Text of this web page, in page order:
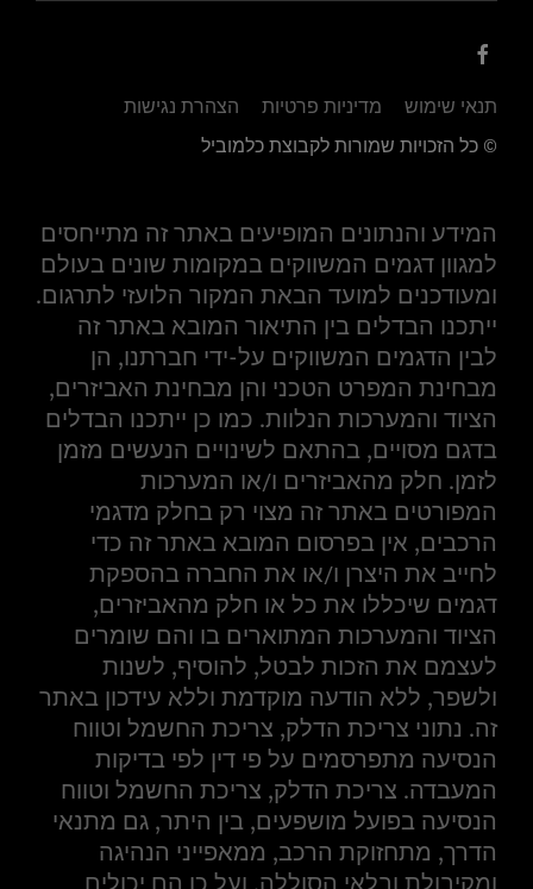
© כל הזכויות שמורות לקבוצת כלמוביל
תנאי שימוש מדיניות פרטיות הצהרת נגישות
המידע והנתונים המופיעים באתר זה מתייחסים
למגוון דגמים המשווקים במקומות שונים בעולם
ומעודכנים למועד הבאת המקור הלועזי לתרגום.
ייתכנו הבדלים בין התיאור המובא באתר זה
לבין הדגמים המשווקים על-ידי חברתנו, הן
מבחינת המפרט הטכני והן מבחינת האביזרים,
הציוד והמערכות הנלוות. כמו כן ייתכנו הבדלים
בדגם מסויים, בהתאם לשינויים הנעשים מזמן
לזמן. חלק מהאביזרים ו/או המערכות
המפורטים באתר זה מצוי רק בחלק מדגמי
הרכבים, אין בפרסום המובא באתר זה כדי
לחייב את היצרן ו/או את החברה בהספקת
דגמים שיכללו את כל או חלק מהאביזרים,
הציוד והמערכות המתוארים בו והם שומרים
לעצמם את הזכות לבטל, להוסיף, לשנות
ולשפר, ללא הודעה מוקדמת וללא עידכון באתר
זה. נתוני צריכת הדלק, צריכת החשמל וטווח
הנסיעה מתפרסמים על פי דין לפי בדיקות
המעבדה. צריכת הדלק, צריכת החשמל וטווח
הנסיעה בפועל מושפעים, בין היתר, גם מתנאי
הדרך, מתחזוקת הרכב, ממאפייני הנהיגה